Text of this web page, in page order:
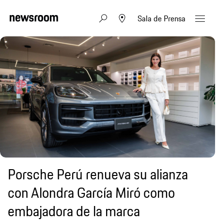
Sala de Prensa
Porsche Perú renueva su alianza
con Alondra García Miró como
embajadora de la marca